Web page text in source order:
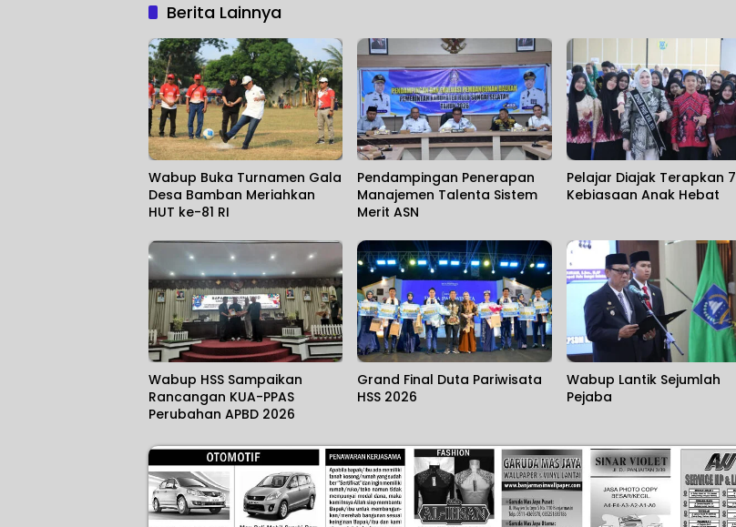
Berita Lainnya
Wabup Buka Turnamen Gala
Desa Bamban Meriahkan
HUT ke-81 RI
Pendampingan Penerapan
Manajemen Talenta Sistem
Merit ASN
Pelajar Diajak Terapkan 7
Kebiasaan Anak Hebat
Wabup HSS Sampaikan
Rancangan KUA-PPAS
Perubahan APBD 2026
Grand Final Duta Pariwisata
HSS 2026
Wabup Lantik Sejumlah
Pejaba